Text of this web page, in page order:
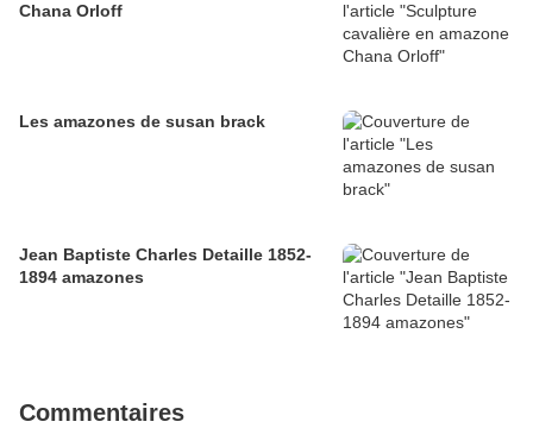
Chana Orloff
Les amazones de susan brack
Jean Baptiste Charles Detaille 1852-
1894 amazones
Commentaires